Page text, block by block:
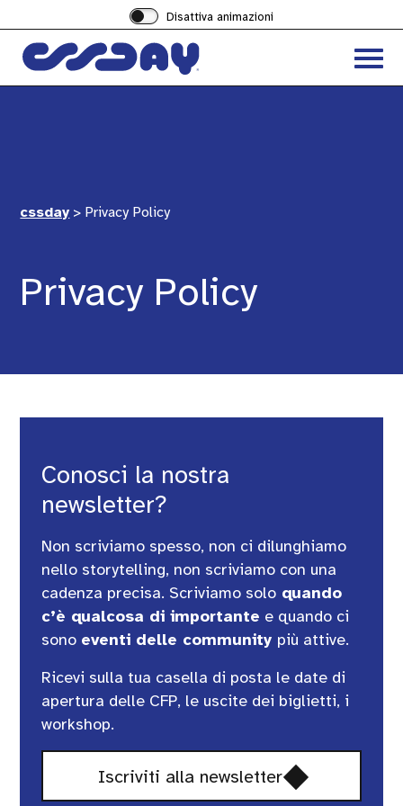
Disattiva animazioni
Accedi
menu
cssday > Privacy Policy
Privacy Policy
Conosci la nostra
newsletter?
Non scriviamo spesso, non ci dilunghiamo
nello storytelling, non scriviamo con una
cadenza precisa. Scriviamo solo quando
c’è qualcosa di importante e quando ci
sono eventi delle community più attive.
Ricevi sulla tua casella di posta le date di
apertura delle CFP, le uscite dei biglietti, i
workshop.
Iscriviti alla newsletterSi
apre